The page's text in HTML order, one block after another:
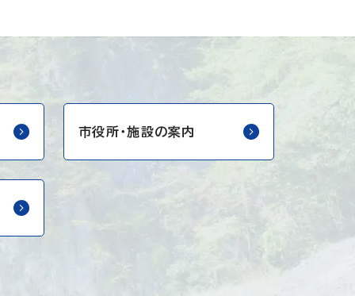
市役所・施設の案内